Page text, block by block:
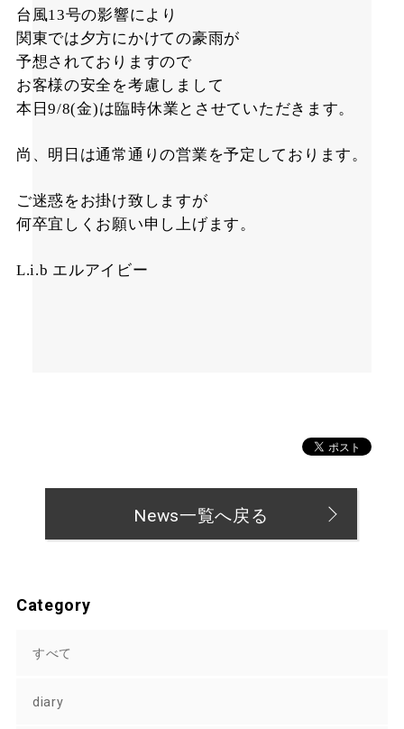
台風13号の影響により
関東では夕方にかけての豪雨が
予想されておりますので
お客様の安全を考慮しまして
本日9/8(金)は臨時休業とさせていただきます。
尚、明日は通常通りの営業を予定しております。
ご迷惑をお掛け致しますが
何卒宜しくお願い申し上げます。
L.i.b エルアイビー
News一覧へ戻る
Category
すべて
diary